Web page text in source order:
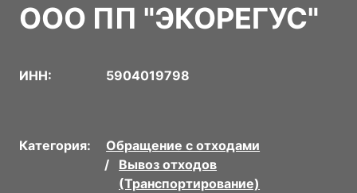
ООО ПП "ЭКОРЕГУС"
ИНН: 5904019798
Категория:
Обращение с отходами
Вывоз отходов
(Транспортирование)